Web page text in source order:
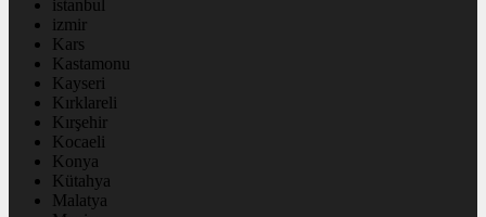
istanbul
izmir
Kars
Kastamonu
Kayseri
Kırklareli
Kırşehir
Kocaeli
Konya
Kütahya
Malatya